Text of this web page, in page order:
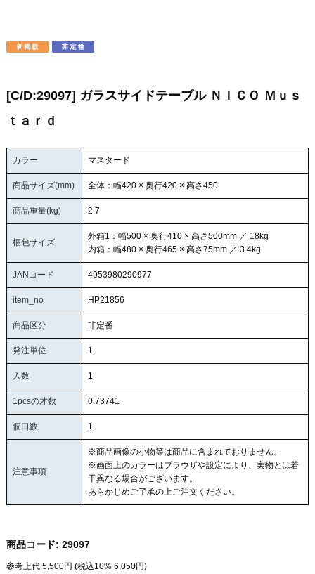
[C/D:29097] ガラスサイドテーブル ＮＩＣＯ Ｍｕｓ
ｔａｒｄ
カラー マスタード
商品サイズ(mm) 全体：幅420 × 奥行420 × 高さ450
商品重量(kg) 2.7
梱包サイズ
外箱1：幅500 × 奥行410 × 高さ500mm ／ 18kg
内箱：幅480 × 奥行465 × 高さ75mm ／ 3.4kg
JANコード 4953980290977
item_no HP21856
商品区分 非定番
発注単位 1
入数 1
1pcsの才数 0.73741
個口数 1
注意事項
※商品画像の小物等は商品に含まれておりません。
※画面上のカラーはブラウザや設定により、実物とは若
干異なる場合がございます。
あらかじめご了承の上ご注文ください。
商品コード: 29097
参考上代 5,500円 (税込10% 6,050円)